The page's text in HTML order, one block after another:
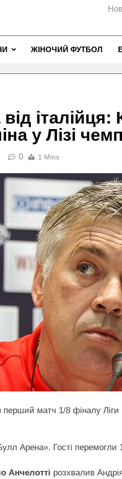
ЖІНОЧИЙ ФУТБОЛ
італійця:
у Лізі
0 1 Mins
перший матч 1/8 фіналу Ліги
Арена». Гості перемогли
Анчелотті розхвалив